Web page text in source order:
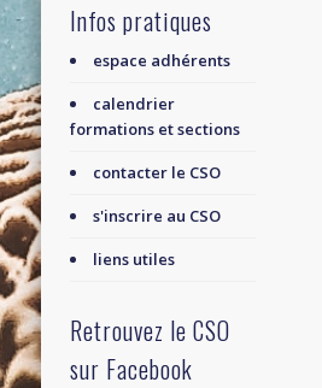
Infos pratiques
espace adhérents
calendrier
formations et sections
contacter le CSO
s'inscrire au CSO
liens utiles
Retrouvez le CSO
sur Facebook